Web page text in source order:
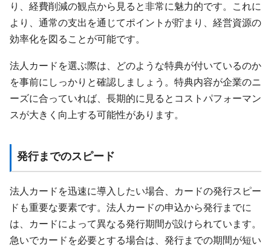
り、経費削減の観点から見ると非常に魅力的です。これに
より、通常の支出を通じてポイントが貯まり、経営資源の
効率化を図ることが可能です。
法人カードを選ぶ際は、どのような特典が付いているのか
を事前にしっかりと確認しましょう。特典内容が企業のニ
ーズに合っていれば、長期的に見るとコストパフォーマン
スが大きく向上する可能性があります。
発行までのスピード
法人カードを迅速に導入したい場合、カードの発行スピー
ドも重要な要素です。法人カードの申込から発行までに
は、カードによって異なる発行期間が設けられています。
急いでカードを必要とする場合は、発行までの期間が短い